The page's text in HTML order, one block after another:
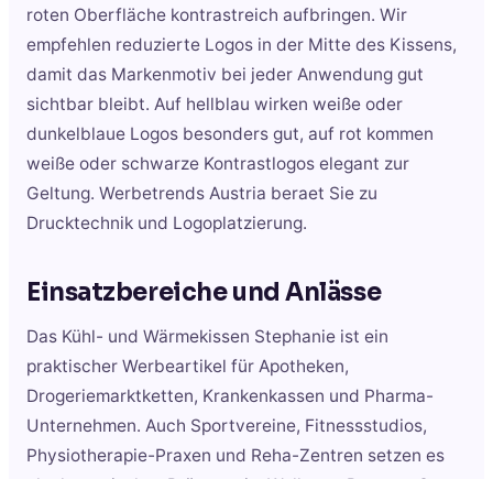
roten Oberfläche kontrastreich aufbringen. Wir
empfehlen reduzierte Logos in der Mitte des Kissens,
damit das Markenmotiv bei jeder Anwendung gut
sichtbar bleibt. Auf hellblau wirken weiße oder
dunkelblaue Logos besonders gut, auf rot kommen
weiße oder schwarze Kontrastlogos elegant zur
Geltung. Werbetrends Austria beraet Sie zu
Drucktechnik und Logoplatzierung.
Einsatzbereiche und Anlässe
Das Kühl- und Wärmekissen Stephanie ist ein
praktischer Werbeartikel für Apotheken,
Drogeriemarktketten, Krankenkassen und Pharma-
Unternehmen. Auch Sportvereine, Fitnessstudios,
Physiotherapie-Praxen und Reha-Zentren setzen es